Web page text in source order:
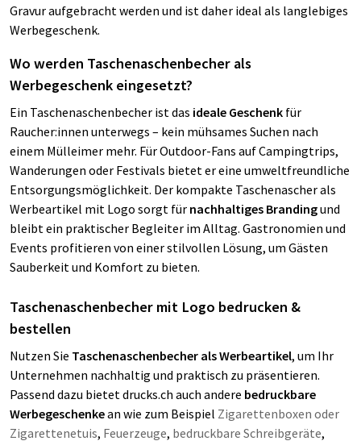
Gravur aufgebracht werden und ist daher ideal als langlebiges
Werbegeschenk.
Wo werden Taschenaschenbecher als
Werbegeschenk eingesetzt?
Ein Taschenaschenbecher ist das ideale Geschenk für
Raucher:innen unterwegs – kein mühsames Suchen nach
einem Mülleimer mehr. Für Outdoor-Fans auf Campingtrips,
Wanderungen oder Festivals bietet er eine umweltfreundliche
Entsorgungsmöglichkeit. Der kompakte Taschenascher als
Werbeartikel mit Logo sorgt für nachhaltiges Brandingund
bleibt ein praktischer Begleiter im Alltag. Gastronomien und
Events profitieren von einer stilvollen Lösung, um Gästen
Sauberkeit und Komfort zu bieten.
Taschenaschenbecher mit Logo bedrucken &
bestellen
Nutzen Sie Taschenaschenbecher als Werbeartikel, um Ihr
Unternehmen nachhaltig und praktisch zu präsentieren.
Passend dazu bietet drucks.ch auch andere bedruckbare
Werbegeschenkean wie zum Beispiel Zigarettenboxen oder
Zigarettenetuis, Feuerzeuge, bedruckbare Schreibgeräte,